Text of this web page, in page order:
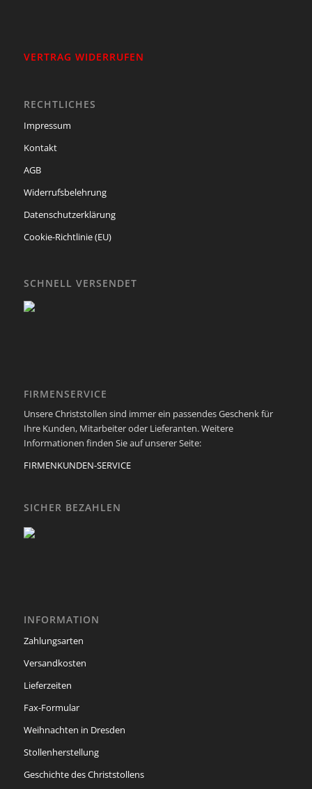
VERTRAG WIDERRUFEN
RECHTLICHES
Impressum
Kontakt
AGB
Widerrufsbelehrung
Datenschutzerklärung
Cookie-Richtlinie (EU)
SCHNELL VERSENDET
FIRMENSERVICE
Unsere Christstollen sind immer ein passendes Geschenk für
Ihre Kunden, Mitarbeiter oder Lieferanten. Weitere
Informationen finden Sie auf unserer Seite:
FIRMENKUNDEN-SERVICE
SICHER BEZAHLEN
INFORMATION
Zahlungsarten
Versandkosten
Lieferzeiten
Fax-Formular
Weihnachten in Dresden
Stollenherstellung
Geschichte des Christstollens